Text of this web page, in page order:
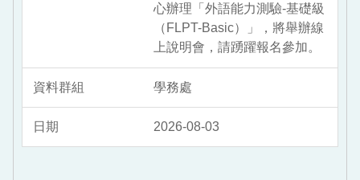
心辦理「外語能力測驗-基礎級
（FLPT-Basic）」，將舉辦線
上說明會，請踴躍報名參加。
學務處
2026-08-03